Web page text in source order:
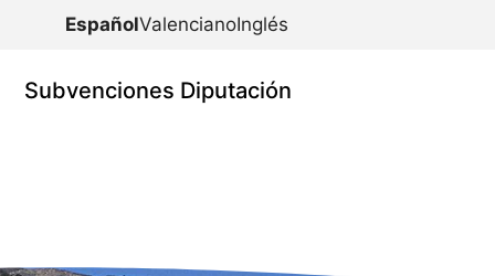
EspañolValencianoInglés
Subvenciones Diputación